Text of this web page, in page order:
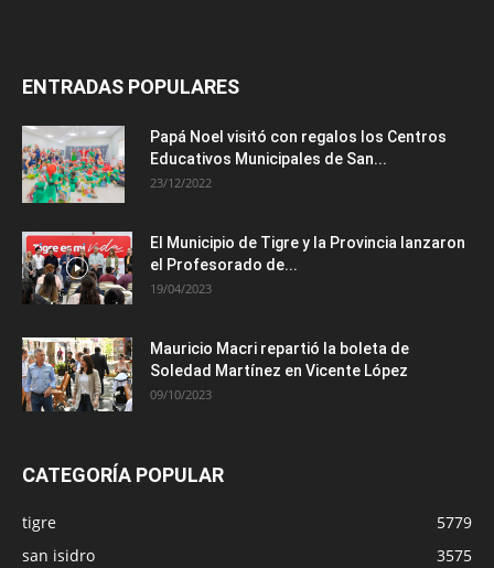
ENTRADAS POPULARES
Papá Noel visitó con regalos los Centros
Educativos Municipales de San...
23/12/2022
El Municipio de Tigre y la Provincia lanzaron
el Profesorado de...
19/04/2023
Mauricio Macri repartió la boleta de
Soledad Martínez en Vicente López
09/10/2023
CATEGORÍA POPULAR
tigre
5779
san isidro
3575